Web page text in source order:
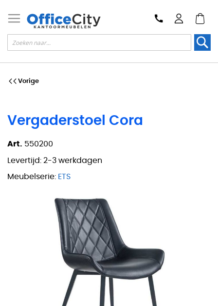
Vergaderstoel Cora
Art. 550200
Levertijd: 2-3 werkdagen
Meubelserie: ETS
Vorige